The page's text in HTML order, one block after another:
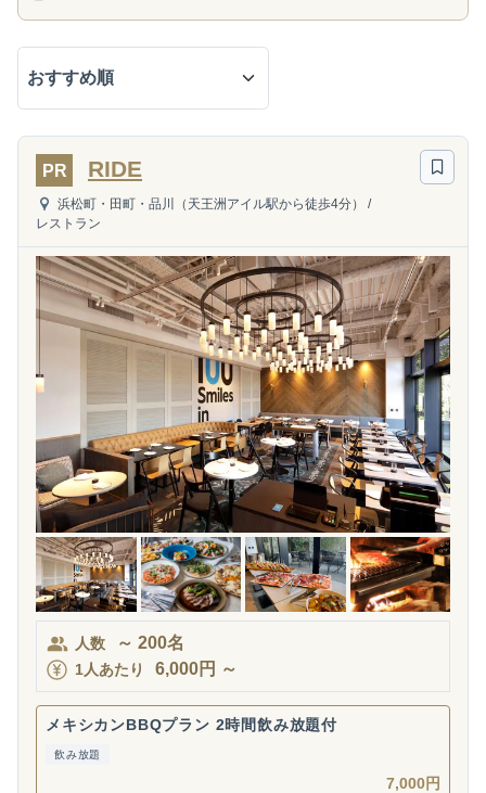
PR RIDE
浜松町・田町・品川（天王洲アイル駅から徒歩4分）
/
レストラン
人数 ～ 200名
1人あたり 6,000円 ～
メキシカンBBQプラン 2時間飲み放題付
飲み放題
7,000円